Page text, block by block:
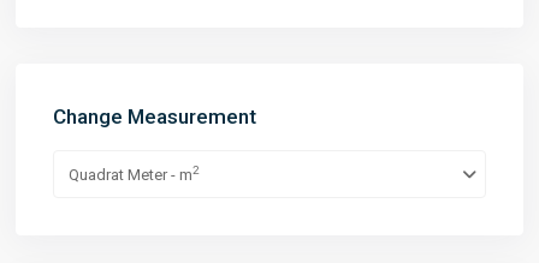
Change Measurement
Quadrat Meter - m2